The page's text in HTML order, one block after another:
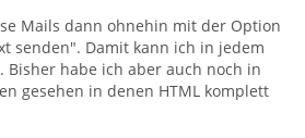
Mails dann ohnehin mit der Option
senden". Damit kann ich in jedem
Bisher habe ich aber auch noch in
gesehen in denen HTML komplett